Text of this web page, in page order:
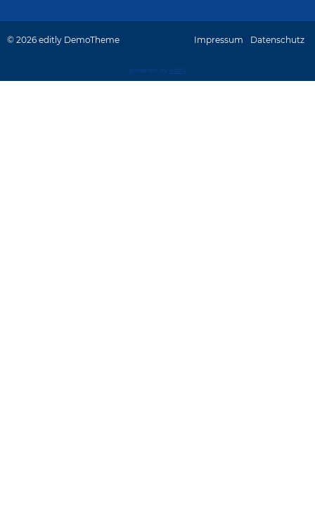
© 2026 editly DemoTheme Impressum Datenschutz
powered by editly